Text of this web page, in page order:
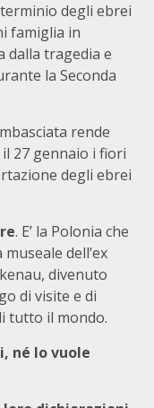
degli ebrei
famiglia in
dalla tragedia e
la Seconda
rende
27 gennaio i fiori
degli ebrei
. E’ la Polonia che
dell’ex
divenuto
di visite e di
tutto il mondo.
né lo vuole